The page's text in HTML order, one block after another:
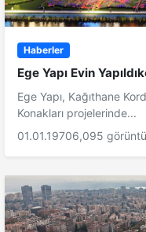
Haberler
Ege Yapı Evin
Ege Yapı, Kağıthane
Konakları projelerinde...
01.01.19706,095